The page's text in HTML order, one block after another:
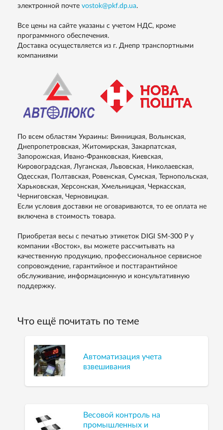
электронной почте vostok@pkf.dp.ua.
Все цены на сайте указаны с учетом НДС, кроме
программного обеспечения.
Доставка осуществляется из г. Днепр транспортными
компаниями
По всем областям Украины: Винницкая, Волынская,
Днепропетровская, Житомирская, Закарпатская,
Запорожская, Ивано-Франковская, Киевская,
Кировоградская, Луганская, Львовская, Николаевская,
Одесская, Полтавская, Ровенская, Сумская, Тернопольская,
Харьковская, Херсонская, Хмельницкая, Черкасская,
Черниговская, Черновицкая.
Если условия доставки не оговариваются, то ее оплата не
включена в стоимость товара.
Приобретая весы с печатью этикеток DIGI SM-300 P у
компании «Восток», вы можете рассчитывать на
качественную продукцию, профессиональное сервисное
сопровождение, гарантийное и постгарантийное
обслуживание, информационную и консультативную
поддержку.
Что ещё почитать по теме
Автоматизация учета
взвешивания
Весовой контроль на
промышленных и